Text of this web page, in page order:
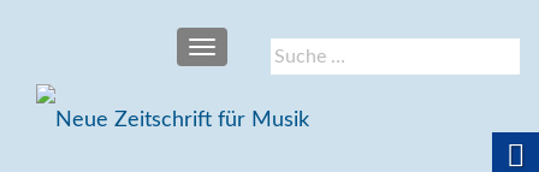
Suche
nach:
SCHALTE NAVIGATION